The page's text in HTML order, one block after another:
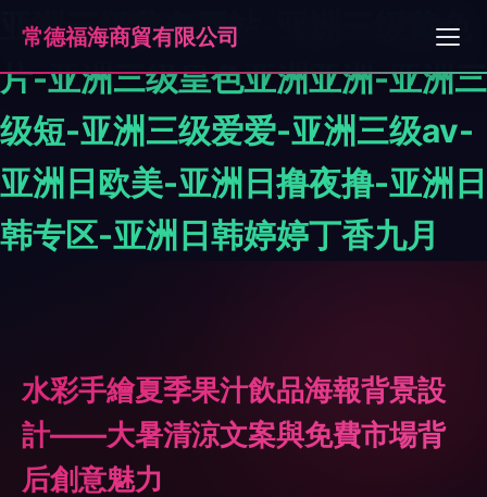
亚洲三级黄色网站-亚洲三级黄色
片-亚洲三级皇色亚洲亚洲-亚洲三
级短-亚洲三级爱爱-亚洲三级av-
亚洲日欧美-亚洲日撸夜撸-亚洲日
韩专区-亚洲日韩婷婷丁香九月
常德福海商貿有限公司
水彩手繪夏季果汁飲品海報背景設
計——大暑清涼文案與免費市場背
后創意魅力